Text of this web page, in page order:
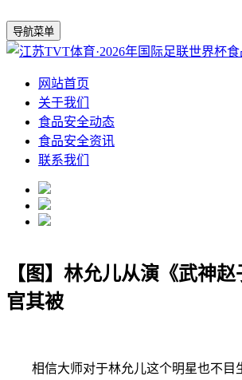
导航菜单
网站首页
关于我们
食品安全动态
食品安全资讯
联系我们
【图】林允儿从演《武神
官其被
相信大师对于林允儿这个明星也不目